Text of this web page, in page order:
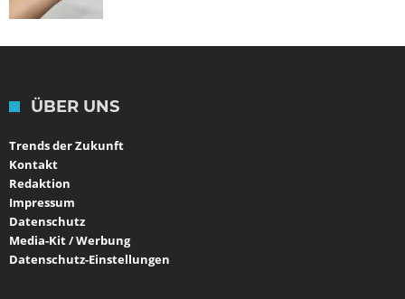
ÜBER UNS
Trends der Zukunft
Kontakt
Redaktion
Impressum
Datenschutz
Media-Kit / Werbung
Datenschutz-Einstellungen